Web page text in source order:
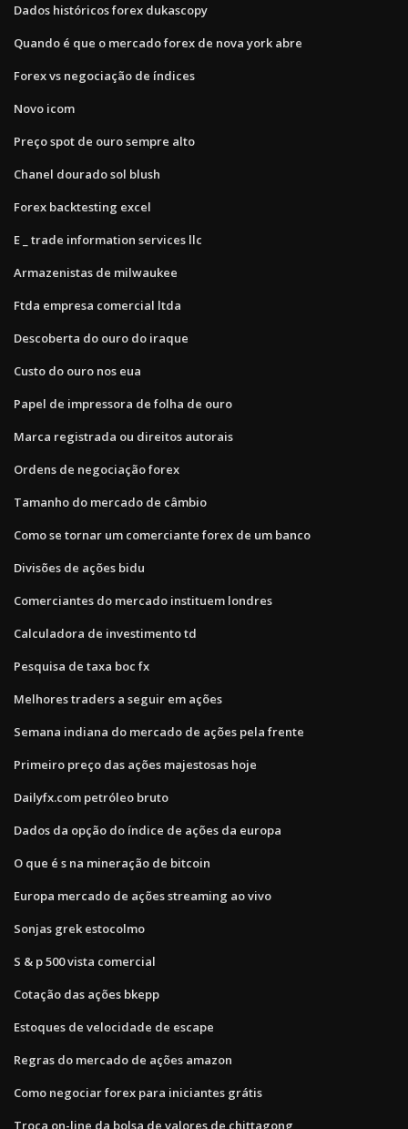
Dados históricos forex dukascopy
Quando é que o mercado forex de nova york abre
Forex vs negociação de índices
Novo icom
Preço spot de ouro sempre alto
Chanel dourado sol blush
Forex backtesting excel
E _ trade information services llc
Armazenistas de milwaukee
Ftda empresa comercial ltda
Descoberta do ouro do iraque
Custo do ouro nos eua
Papel de impressora de folha de ouro
Marca registrada ou direitos autorais
Ordens de negociação forex
Tamanho do mercado de câmbio
Como se tornar um comerciante forex de um banco
Divisões de ações bidu
Comerciantes do mercado instituem londres
Calculadora de investimento td
Pesquisa de taxa boc fx
Melhores traders a seguir em ações
Semana indiana do mercado de ações pela frente
Primeiro preço das ações majestosas hoje
Dailyfx.com petróleo bruto
Dados da opção do índice de ações da europa
O que é s na mineração de bitcoin
Europa mercado de ações streaming ao vivo
Sonjas grek estocolmo
S & p 500 vista comercial
Cotação das ações bkepp
Estoques de velocidade de escape
Regras do mercado de ações amazon
Como negociar forex para iniciantes grátis
Troca on-line da bolsa de valores de chittagong